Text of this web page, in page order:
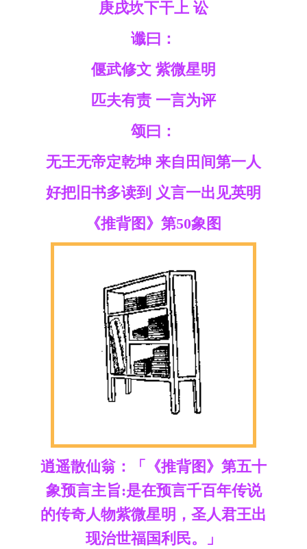
庚戌坎下干上 讼
谶曰：
偃武修文 紫微星明
匹夫有责 一言为评
颂曰：
无王无帝定乾坤 来自田间第一人
好把旧书多读到 义言一出见英明
《推背图》第50象图
逍遥散仙翁：「《推背图》第五十
象预言主旨:是在预言千百年传说
的传奇人物紫微星明，圣人君王出
现治世福国利民。」